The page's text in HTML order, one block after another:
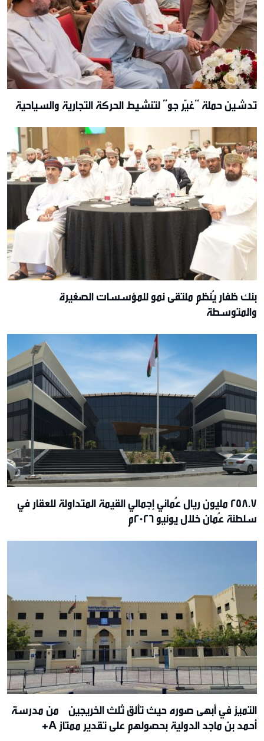
تدشين حملة “غيّر جو” لتنشيط الحركة التجارية والسياحية
بنك ظفار يُنظم ملتقى نمو للمؤسسات الصغيرة
والمتوسطة
258.7 مليون ريال عُماني إجمالي القيمة المتداولة للعقار في
سلطنة عُمان خلال يونيو 2026م
التميز في أبهى صوره حيث تألق ثلث الخريجين من مدرسة
أحمد بن ماجد الدولية بحصولهم على تقدير ممتاز A+